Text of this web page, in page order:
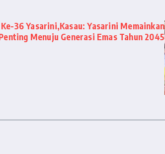
36 Yasarini,Kasau: Yasarini Memainkan
Menuju Generasi Emas Tahun 2045